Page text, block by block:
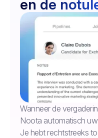
en de
Wanneer de
Noota automatisch
Je hebt rechtstreeks